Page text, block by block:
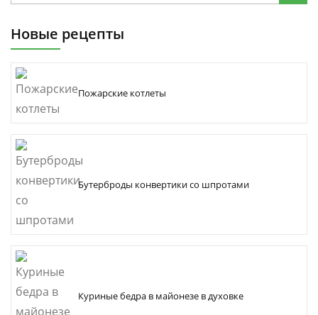
Новые рецепты
Пожарские котлеты
Бутерброды конвертики со шпротами
Куриные бедра в майонезе в духовке